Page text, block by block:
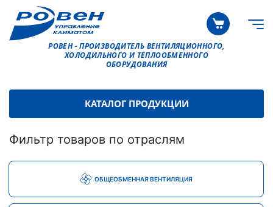
РОВЕН - ПРОИЗВОДИТЕЛЬ ВЕНТИЛЯЦИОННОГО,
ХОЛОДИЛЬНОГО И ТЕПЛООБМЕННОГО
ОБОРУДОВАНИЯ
КАТАЛОГ ПРОДУКЦИИ
Фильтр товаров по отраслям
ОБЩЕОБМЕННАЯ ВЕНТИЛЯЦИЯ